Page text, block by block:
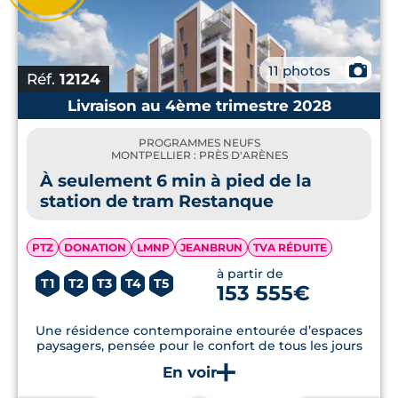
Réf. 12124 11 photos
📷
Livraison au 4ème trimestre 2028
PROGRAMMES NEUFS
MONTPELLIER : PRÈS D'ARÈNES
À seulement 6 min à pied de la
station de tram Restanque
PTZ DONATION LMNP JEANBRUN TVA RÉDUITE
T1 T2 T3 T4 T5
à partir de
153 555€
Une résidence contemporaine entourée d’espaces
paysagers, pensée pour le confort de tous les jours